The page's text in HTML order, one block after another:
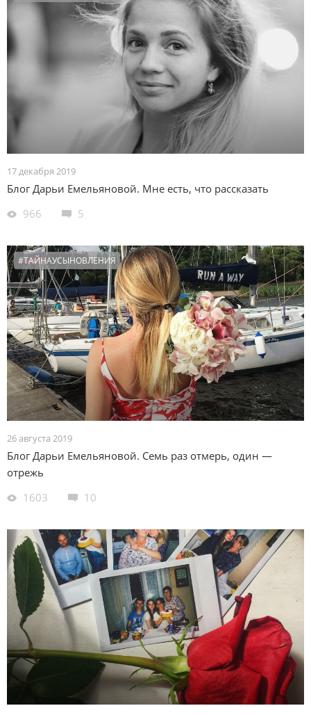
17 декабря 2019
Блог Дарьи Емельяновой. Мне есть, что рассказать
966
5
#ТАЙНАУСЫНОВЛЕНИЯ
26 августа 2019
Блог Дарьи Емельяновой. Семь раз отмерь, один —
отрежь
1603
10